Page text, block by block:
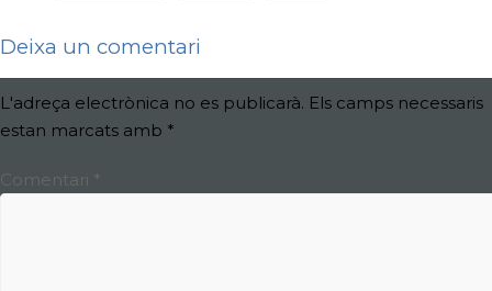
Deixa un comentari
L'adreça electrònica no es publicarà. Els camps necessaris
estan marcats amb *
Comentari *